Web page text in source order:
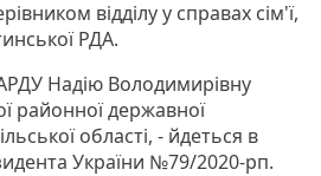
відділу у справах сім'ї,
РДА.
Надію Володимирівну
районної державної
області, - йдеться в
України №79/2020-рп.